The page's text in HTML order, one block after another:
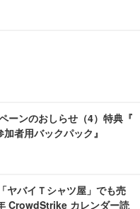
ーンのおしらせ（4）特典『
者用バックパック』
ヤバイＴシャツ屋」でも売
CrowdStrike カレンダー読